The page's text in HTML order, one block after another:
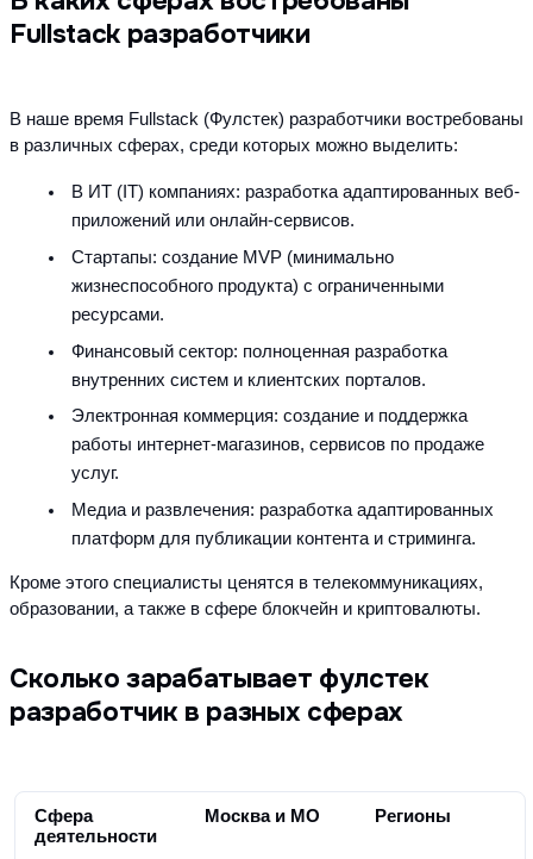
Fullstack разработчики
В наше время Fullstack (Фулстек) разработчики востребованы
в различных сферах, среди которых можно выделить:
В ИТ (IT) компаниях: разработка адаптированных веб-
приложений или онлайн-сервисов.
Стартапы: создание MVP (минимально
жизнеспособного продукта) с ограниченными
ресурсами.
Финансовый сектор: полноценная разработка
внутренних систем и клиентских порталов.
Электронная коммерция: создание и поддержка
работы интернет-магазинов, сервисов по продаже
услуг.
Медиа и развлечения: разработка адаптированных
платформ для публикации контента и стриминга.
Кроме этого специалисты ценятся в телекоммуникациях,
образовании, а также в сфере блокчейн и криптовалюты.
Сколько зарабатывает фулстек
разработчик в разных сферах
Сфера
деятельности
Москва и МО Регионы